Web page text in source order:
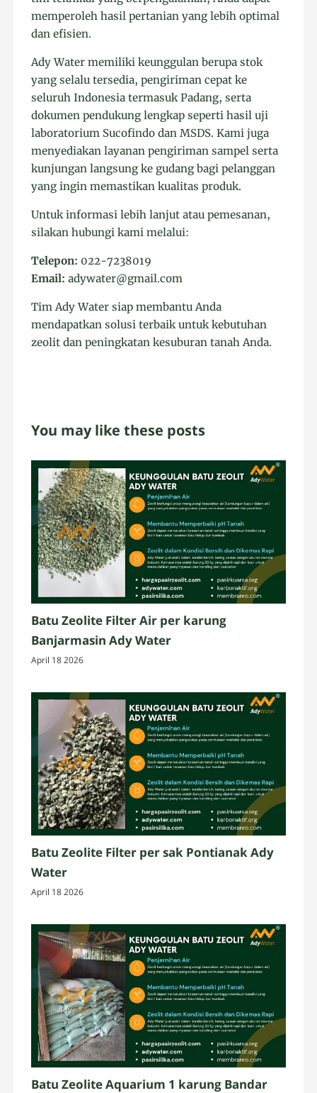
memperoleh hasil pertanian yang lebih optimal
dan efisien.
Ady Water memiliki keunggulan berupa stok
yang selalu tersedia, pengiriman cepat ke
seluruh Indonesia termasuk Padang, serta
dokumen pendukung lengkap seperti hasil uji
laboratorium Sucofindo dan MSDS. Kami juga
menyediakan layanan pengiriman sampel serta
kunjungan langsung ke gudang bagi pelanggan
yang ingin memastikan kualitas produk.
Untuk informasi lebih lanjut atau pemesanan,
silakan hubungi kami melalui:
Telepon: 022-7238019
Email: adywater@gmail.com
Tim Ady Water siap membantu Anda
mendapatkan solusi terbaik untuk kebutuhan
zeolit dan peningkatan kesuburan tanah Anda.
You may like these posts
Batu Zeolite Filter Air per karung
Banjarmasin Ady Water
April 18 2026
Batu Zeolite Filter per sak Pontianak Ady
Water
April 18 2026
Batu Zeolite Aquarium 1 karung Bandar